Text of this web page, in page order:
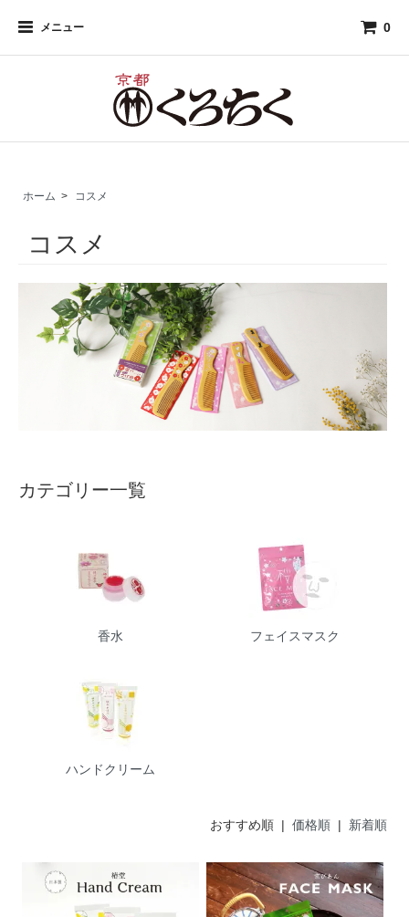
メニュー 0
ホーム > コスメ
コスメ
カテゴリー一覧
香水 フェイスマスク
ハンドクリーム
おすすめ順 | 価格順| 新着順